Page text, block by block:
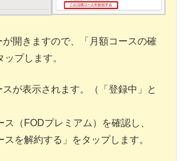
開きますので、「月額コースの確
プします。
が表示されます。（「登録中」と
ス（FODプレミアム）を確認し、
スを解約する」をタップします。